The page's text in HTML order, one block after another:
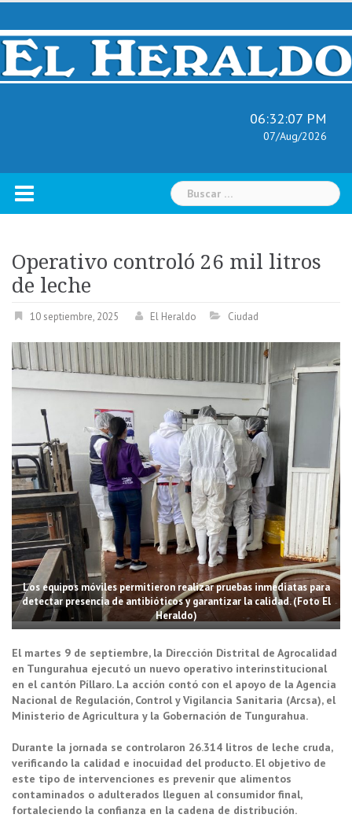
Skip
content
06:32:08 PM
07/Aug/2026
Buscar:
Operativo controló 26 mil litros
de leche
10 septiembre, 2025 El Heraldo Ciudad
Los equipos móviles permitieron realizar pruebas inmediatas para
detectar presencia de antibióticos y garantizar la calidad. (Foto El
Heraldo)
El martes 9 de septiembre, la Dirección Distrital de Agrocalidad
en Tungurahua ejecutó un nuevo operativo interinstitucional
en el cantón Píllaro. La acción contó con el apoyo de la Agencia
Nacional de Regulación, Control y Vigilancia Sanitaria (Arcsa), el
Ministerio de Agricultura y la Gobernación de Tungurahua.
Durante la jornada se controlaron 26.314 litros de leche cruda,
verificando la calidad e inocuidad del producto. El objetivo de
este tipo de intervenciones es prevenir que alimentos
contaminados o adulterados lleguen al consumidor final,
fortaleciendo la confianza en la cadena de distribución.